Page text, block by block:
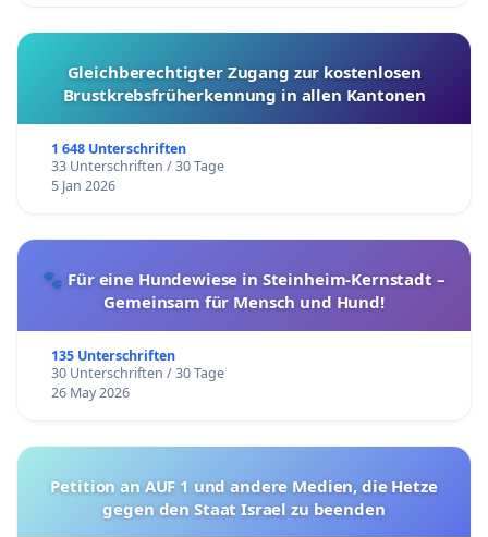
Gleichberechtigter Zugang zur kostenlosen
Brustkrebsfrüherkennung in allen Kantonen
1 648 Unterschriften
33 Unterschriften / 30 Tage
5 Jan 2026
🐾 Für eine Hundewiese in Steinheim-Kernstadt –
Gemeinsam für Mensch und Hund!
135 Unterschriften
30 Unterschriften / 30 Tage
26 May 2026
Petition an AUF 1 und andere Medien, die Hetze
gegen den Staat Israel zu beenden